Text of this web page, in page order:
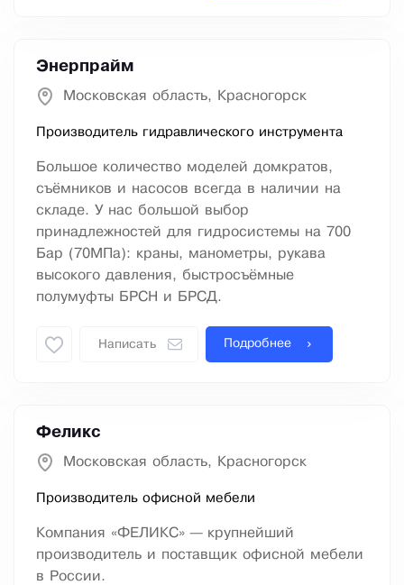
Энерпрайм
Московская область, Красногорск
Производитель гидравлического инструмента
Большое количество моделей домкратов,
съёмников и насосов всегда в наличии на
складе. У нас большой выбор
принадлежностей для гидросистемы на 700
Бар (70МПа): краны, манометры, рукава
высокого давления, быстросъёмные
полумуфты БРСН и БРСД.
Написать Подробнее
Феликс
Московская область, Красногорск
Производитель офисной мебели
Компания «ФЕЛИКС» — крупнейший
производитель и поставщик офисной мебели
в России.